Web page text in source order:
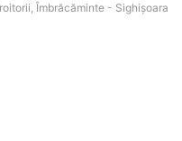
Îmbrăcăminte - Sighişoara